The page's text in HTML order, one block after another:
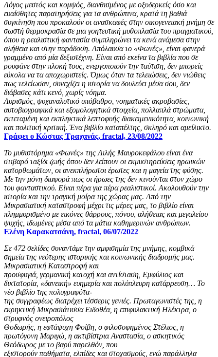
Λόγος μεστός και κομψός, διανθισμένος με οξυδερκείς όσο και
ευαίσθητες παρατηρήσεις για τα ανθρώπινα, κρατά τη βαθιά
συγκίνηση που προκαλούν οι ανασκαφές στην οικογενειακή μνήμη σε
σωστή θερμοκρασία σε μια γοητευτική μυθοπλασία του πραγματικού,
όπου η ρεαλιστική φαντασία συμπληρώνει τα κενά ανάμεσα στην
αλήθεια και στην παράδοση. Απόλαυσα το «Φωνές», είναι φανερά
γραμμένο από μία δεξιοτέχνη. Είναι από εκείνα τα βιβλία που σε
ρουφάνε στην πλοκή τους, ενεργοποιούν την ταύτιση, δεν μπορείς
εύκολα να τα αποχωριστείς. Όμως όταν τα τελειώσεις, δεν νιώθεις
πως τελείωσαν, συνεχίζει η ιστορία να δουλεύει μέσα σου, δεν
διάβασες κάτι κενό, χωρίς νόημα.
Λυρισμός, ψυχαναλυτικό υπόβαθρο, νοηματικές ακροβασίες,
αυτοβιογραφικά και εξομολογητικά στοιχεία, πολλαπλά στρώματα,
εκτεταμένη και εκπληκτικά λεπτοφυής διακειμενικότητα, κοινωνική
και πολιτική κριτική. Ένα βιβλίο καταπέλτης, σκληρό και αμείλικτο.
Γράφει ο Κώστας Τραχανάς, fractal, 23/08/2022
Το μυθιστόρημα «Φωνές» της Λιλής Μαυροκεφάλου είναι ένα
στιβαρό ταξίδι ζωής όπου δεν λείπουν οι εκμυστηρεύσεις ηρωικών
κατορθωμάτων, οι ανεκπλήρωτοι έρωτες και η μαγεία της φύσης.
Με την μόνη διαφορά πως οι ήρωες της δεν κινούνται στον χώρο
του φανταστικού. Είναι πέρα για πέρα ρεαλιστικοί. Ακολουθούν την
ιστορία και την τραγική μοίρα της χώρας μας. Από την
Μικρασιατική καταστροφή μέχρι τις μέρες μας, το βιβλίο είναι
πλημμυρισμένο με εικόνες θάρρους, πόνου, αλήθειας και μεγαλείου
ψυχής, ιδωμένες μέσα από τα μάτια καθημερινών ανθρώπων.
Ελένη Καρακατσάνη, fractal, 06/07/2022
Σε 472 σελίδες συναντάμε την αμφισημία της μνήμης, κομβικά
σημεία της νεότερης ιστορικής και κοινωνικής διαδρομής μας.
Mικρασιατική Καταστροφή και
προσφυγιά, γερμανική κατοχή και αντίσταση, Εμφύλιος και
δικτατορία, «δανεική» ευημερία και πολύπλευρη κατάρρευση… Το
νέο βιβλίο της πολυγραφότα-
της συγγραφέως διατρέχει τέσσερις γενιές. Πρωταγωνιστές της, η
εκρηκτική Μικρασιάτισσα Ειδοθέα, η επιφυλακτική Ηλέκτρα, ο
στρυφνός ονειροπόλος
Θοδωρής, η εφτάψυχη Φοίβη, ο φιλοσοφημένος Στέλιος, η
πρωτόγονη Μαριγώ, η ακτιβίστρια Αναστασία, ο ασκητικός
Θεόδωρος με το βαρύ παρελθόν, που
εξιστορούν παθήματα, ελπίδες και στοχασμούς, ενώ παράλληλα